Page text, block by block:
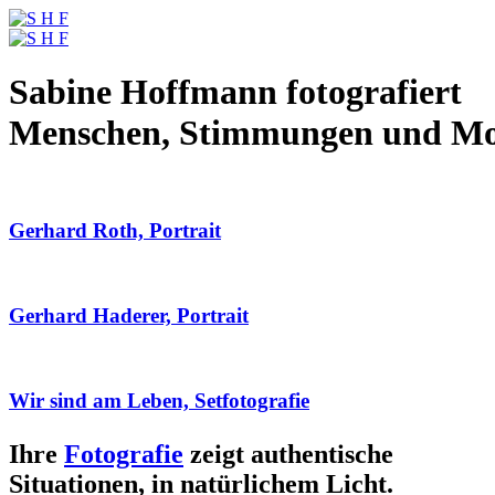
Sabine Hoffmann fotografiert
Menschen, Stimmungen und
Gerhard Roth, Portrait
Gerhard Haderer, Portrait
Wir sind am Leben, Setfotografie
Ihre Fotografie zeigt authentische
Situationen, in natürlichem Licht.